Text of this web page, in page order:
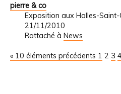
pierre & co
Exposition aux Halles-
21/11/2010
Rattaché à News
« 10 éléments précédents 1 2 3 4